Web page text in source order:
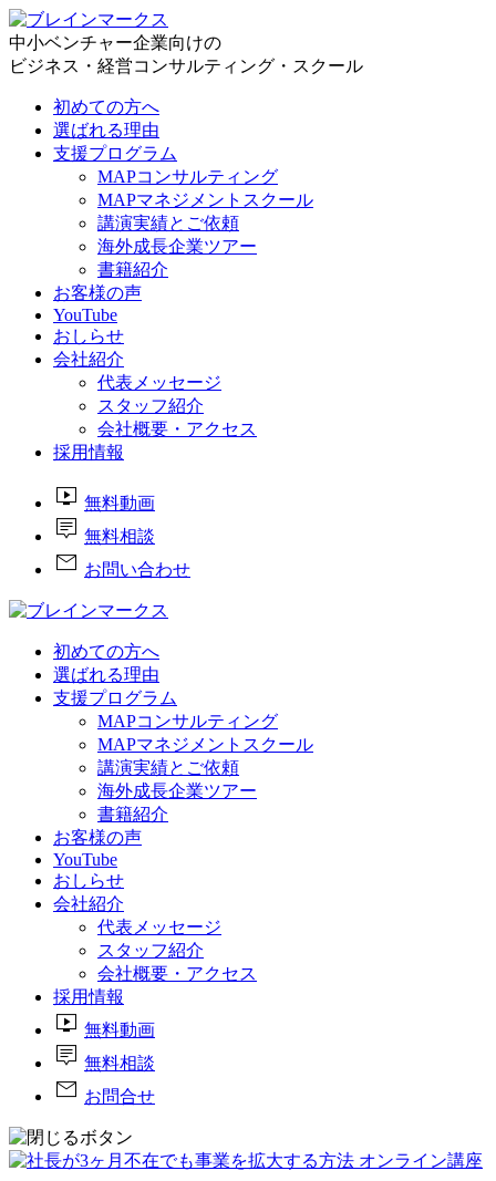
中小ベンチャー企業向けの
ビジネス・経営コンサルティング・スクール
初めての方へ
選ばれる理由
支援プログラム
MAPコンサルティング
MAPマネジメントスクール
講演実績とご依頼
海外成長企業ツアー
書籍紹介
お客様の声
YouTube
おしらせ
会社紹介
代表メッセージ
スタッフ紹介
会社概要・アクセス
採用情報
live_tv 無料動画
tooltip_2 無料相談
mail お問い合わせ
初めての方へ
選ばれる理由
支援プログラム
MAPコンサルティング
MAPマネジメントスクール
講演実績とご依頼
海外成長企業ツアー
書籍紹介
お客様の声
YouTube
おしらせ
会社紹介
代表メッセージ
スタッフ紹介
会社概要・アクセス
採用情報
live_tv 無料動画
tooltip_2 無料相談
mail お問合せ